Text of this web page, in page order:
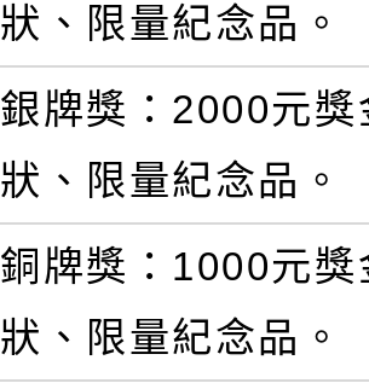
狀、限量紀念品。
銀牌獎：2000元獎
狀、限量紀念品。
銅牌獎：1000元獎
狀、限量紀念品。